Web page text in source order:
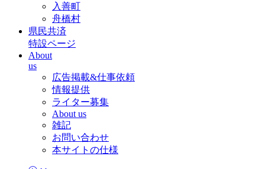
入善町
舟橋村
県民共済
特設ページ
About
us
広告掲載&仕事依頼
情報提供
ライター募集
About us
雑記
お問い合わせ
本サイトの仕様